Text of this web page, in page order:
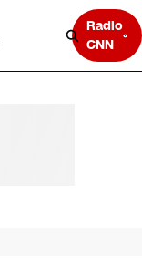
Radio
CNN